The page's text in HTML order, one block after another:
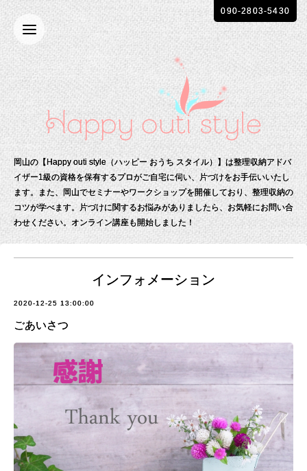
岡山の【Happy outi style（ハッピー おうち スタイル）】は整理収納アドバ
イザー1級の資格を保有するプロがご自宅に伺い、片づけをお手伝いいたし
ます。 また、岡山でセミナーやワークショップを開催しており、整理収納の
コツが学べます。 片づけに関するお悩みがありましたら、お気軽にお問い合
わせください。 オンライン講座も開始しました！
090-2803-5430
インフォメーション
2020-12-25 13:00:00
ごあいさつ